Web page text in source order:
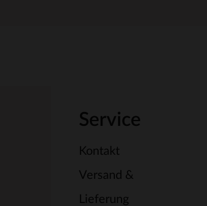
Service
Kontakt
Versand &
Lieferung